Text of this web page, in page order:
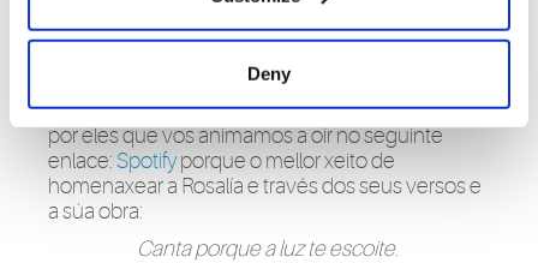
Deny
este día dedicado á figura de Rosalía de Castro, a
escritora máis importante da literatura galega e
tamén a máis popular. Entre as actividades,
salientamos o cartel, feito por Gabriel Portela, e
unha lista de reprodución con cancións elixidas
por eles que vos animamos a oír no seguinte
enlace:Spotifyporque o mellor xeito de
homenaxear a Rosalía e través dos seus versos e
a súa obra:
Canta porque a luz te escoite.